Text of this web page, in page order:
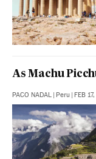
As Machu
PACO NADAL | Peru | FEB